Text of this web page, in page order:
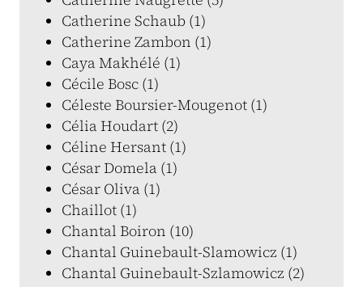
Catherine Schaub (1)
Catherine Zambon (1)
Caya Makhélé (1)
Cécile Bosc (1)
Céleste Boursier-Mougenot (1)
Célia Houdart (2)
Céline Hersant (1)
César Domela (1)
César Oliva (1)
Chaillot (1)
Chantal Boiron (10)
Chantal Guinebault-Slamowicz (1)
Chantal Guinebault-Szlamowicz (2)